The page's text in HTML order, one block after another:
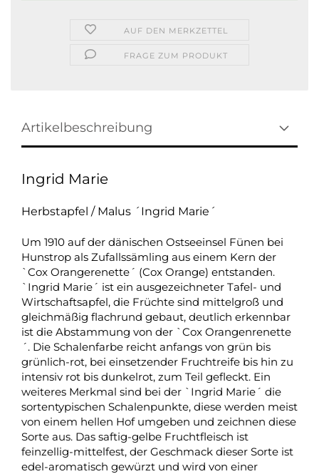
AUF DEN MERKZETTEL
FRAGE ZUM PRODUKT
Artikelbeschreibung
Ingrid Marie
Herbstapfel / Malus ´Ingrid Marie´
Um 1910 auf der dänischen Ostseeinsel Fünen bei
Hunstrop als Zufallssämling aus einem Kern der
`Cox Orangerenette´ (Cox Orange) entstanden.
`Ingrid Marie´ ist ein ausgezeichneter Tafel- und
Wirtschaftsapfel, die Früchte sind mittelgroß und
gleichmäßig flachrund gebaut, deutlich erkennbar
ist die Abstammung von der `Cox Orangenrenette
´. Die Schalenfarbe reicht anfangs von grün bis
grünlich-rot, bei einsetzender Fruchtreife bis hin zu
intensiv rot bis dunkelrot, zum Teil gefleckt. Ein
weiteres Merkmal sind bei der `Ingrid Marie´ die
sortentypischen Schalenpunkte, diese werden meist
von einem hellen Hof umgeben und zeichnen diese
Sorte aus. Das saftig-gelbe Fruchtfleisch ist
feinzellig-mittelfest, der Geschmack dieser Sorte ist
edel-aromatisch gewürzt und wird von einer